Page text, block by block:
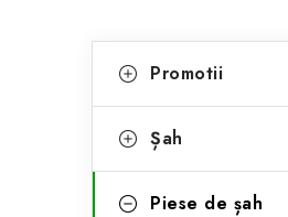
a
ă
peste
categorii
a
e
Promotii
Șah
Piese de șah